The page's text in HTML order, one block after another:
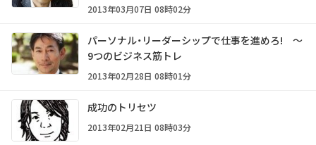
2013年03月07日 08時02分
パーソナル・リーダーシップで仕事を進めろ! ～
9つのビジネス筋トレ
2013年02月28日 08時01分
成功のトリセツ
2013年02月21日 08時03分